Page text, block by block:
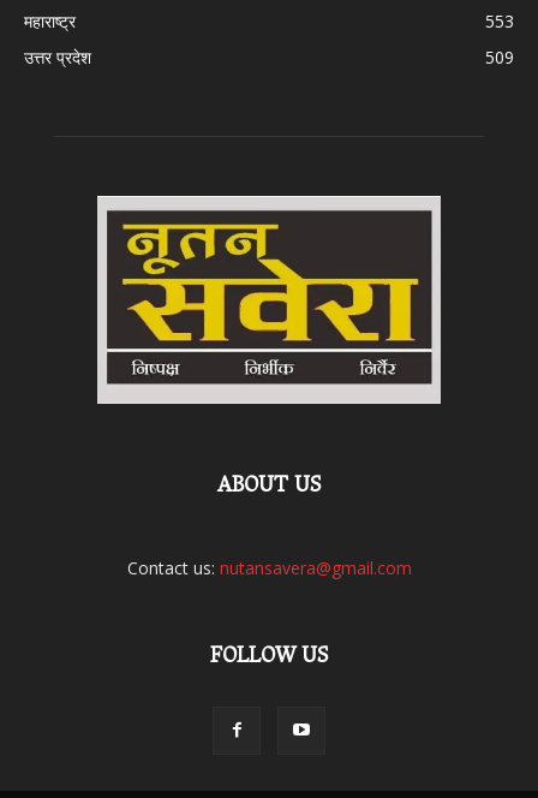
महाराष्ट्र
553
उत्तर प्रदेश
509
ABOUT US
Contact us: nutansavera@gmail.com
FOLLOW US